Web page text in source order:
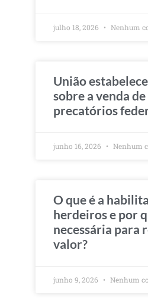
julho 18, 2026 Nenhum
União
sobre a venda de
precatórios
junho 16, 2026 Nenhum
O que é a
herdeiros e por
necessária para
valor?
junho 9, 2026 Nenhum